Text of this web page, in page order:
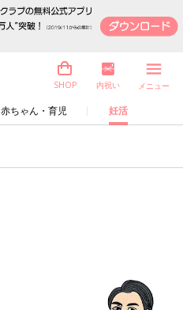
赤ちゃん・育児 妊活
SHOP 内祝い メニュー